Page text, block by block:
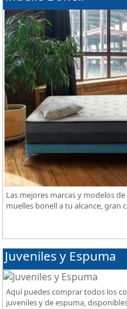
Las mejores marcas y modelos
muelles bonell a tu alcance, gran
Juveniles y Espuma
Aquí puedes comprar todos los
juveniles y de espuma,